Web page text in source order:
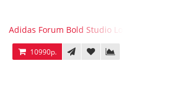
Adidas Forum Bold Studio London Checkered
10990р.